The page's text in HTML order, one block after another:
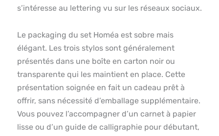
s’intéresse au lettering vu sur les réseaux sociaux.
Le packaging du set Homéa est sobre mais
élégant. Les trois stylos sont généralement
présentés dans une boîte en carton noir ou
transparente qui les maintient en place. Cette
présentation soignée en fait un cadeau prêt à
offrir, sans nécessité d’emballage supplémentaire.
Vous pouvez l’accompagner d’un carnet à papier
lisse ou d’un guide de calligraphie pour débutant,